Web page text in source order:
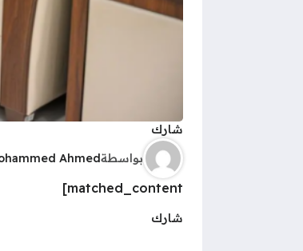
شارك
بواسطةAhmed
matched_content]
شارك